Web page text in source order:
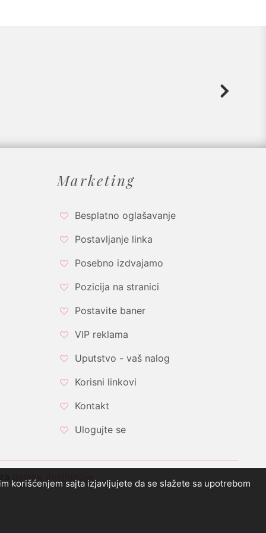
Marketing
Besplatno oglašavanje
Postavljanje linka
Posebno izdvajamo
Pozicija na stranici
Postavite baner
VIP reklama
Uputstvo - vaš nalog
Korisni linkovi
Kontakt
Ulogujte se
daleke destinacije
korišćenjem sajta izjavljujete da se slažete sa upotrebom